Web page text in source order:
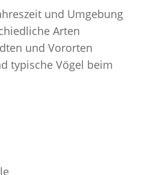
und Umgebung
Arten
und Vororten
typische Vögel beim